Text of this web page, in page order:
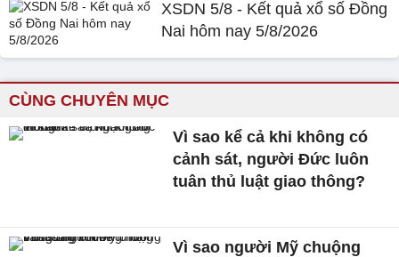
XSDN 5/8 - Kết quả xổ số Đồng
Nai hôm nay 5/8/2026
CÙNG CHUYÊN MỤC
Vì sao kể cả khi không có
cảnh sát, người Đức luôn
tuân thủ luật giao thông?
Vì sao người Mỹ chuộng